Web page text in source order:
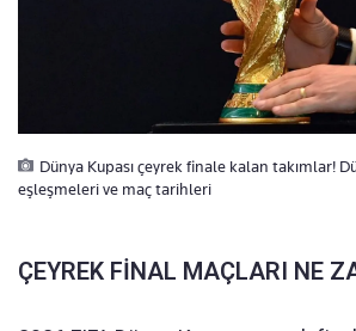
Dünya Kupası çeyrek finale kalan takımlar!
eşleşmeleri ve maç tarihleri
ÇEYREK FİNAL MAÇLARI NE